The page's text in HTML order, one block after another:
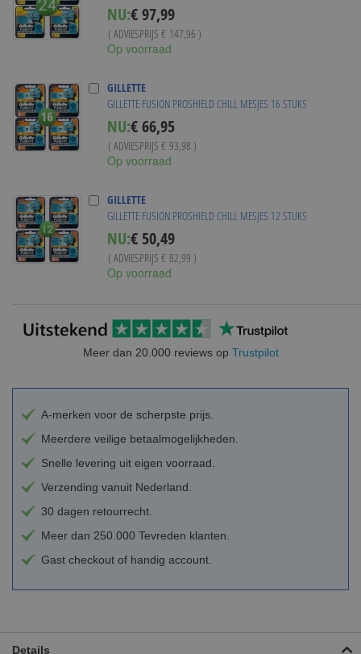
NU:Special
Price
€ 97,99
( ADVIESPRIJS € 147,96 )
Op voorraad
GILLETTE
GILLETTE FUSION PROSHIELD CHILL MESJES 16 STUKS
NU:Special
Price
€ 66,95
( ADVIESPRIJS € 93,98 )
Op voorraad
GILLETTE
GILLETTE FUSION PROSHIELD CHILL MESJES 12 STUKS
NU:Special
Price
€ 50,49
( ADVIESPRIJS € 82,99 )
Op voorraad
Meer dan 20.000 reviews op Trustpilot
A-merken voor de scherpste prijs.
Meerdere veilige betaalmogelijkheden.
Snelle levering uit eigen voorraad.
Verzending vanuit Nederland.
30 dagen retourrecht.
Meer dan 250.000 Tevreden klanten.
Gast checkout of handig account.
Details